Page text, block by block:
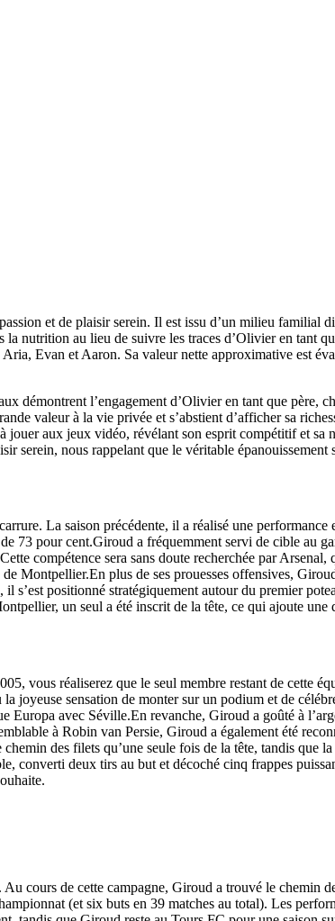
et de plaisir serein. Il est issu d’un milieu familial
nutrition au lieu de suivre les traces d’Olivier en tant
Evan et Aaron. Sa valeur nette approximative est
démontrent l’engagement d’Olivier en tant que père,
valeur à la vie privée et s’abstient d’afficher sa
aux jeux vidéo, révélant son esprit compétitif et sa
nous rappelant que le véritable épanouissement
La saison précédente, il a réalisé une
73 pour cent.Giroud a fréquemment servi de cible au
compétence sera sans doute recherchée par
Montpellier.En plus de ses prouesses offensives,
s’est positionné stratégiquement autour du premier
un seul a été inscrit de la tête, ce qui ajoute une
vous réaliserez que le seul membre restant de cette
joyeuse sensation de monter sur un podium et de
avec Séville.En revanche, Giroud a goûté à
à Robin van Persie, Giroud a également été
des filets qu’une seule fois de la tête, tandis que
converti deux tirs au but et décoché cinq frappes
cours de cette campagne, Giroud a trouvé le chemin
(et six buts en 39 matches au total). Les